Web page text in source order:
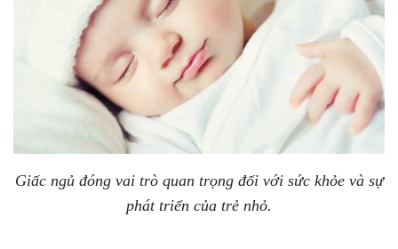
Giấc ngủ đóng vai trò quan trọng đối với sức khỏe và sự
phát triển của trẻ nhỏ.